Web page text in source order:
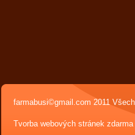
farmabusi©gmail.com 2011
Tvorba webových stránek zdarma